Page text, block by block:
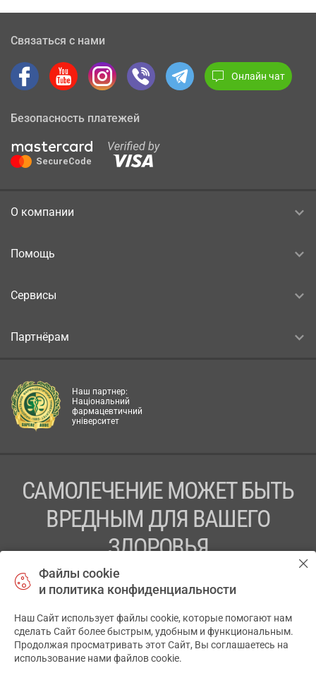
Связаться с нами
Онлайн чат
Безопасность платежей
О компании
Помощь
Сервисы
Партнёрам
Наш партнер:
Національний
фармацевтичний
університет
САМОЛЕЧЕНИЕ МОЖЕТ БЫТЬ
ВРЕДНЫМ ДЛЯ ВАШЕГО
ЗДОРОВЬЯ
ПЕРЕД ПРИМЕНЕНИЕМ ПРЕПАРАТА
ПРОКОНСУЛЬТИРУЙТЕСЬ С ВРАЧОМ
ТОВ «АПТЕКА 911.ЮА» Код ЄДРПОУ 43631965.
Отказ от ответственности
Файлы cookie
и политика конфиденциальности
Наш Сайт использует файлы cookie, которые помогают нам
сделать Сайт более быстрым, удобным и функциональным.
Продолжая просматривать этот Сайт, Вы соглашаетесь на
использование нами файлов cookie.
✕